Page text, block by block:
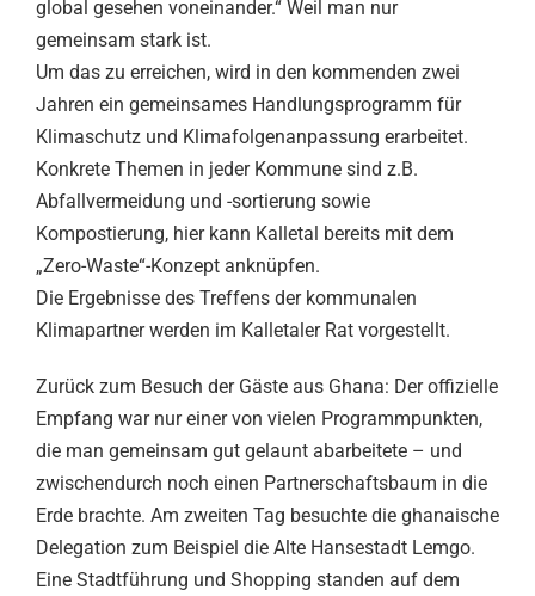
global gesehen voneinander.“ Weil man nur
gemeinsam stark ist.
Um das zu erreichen, wird in den kommenden zwei
Jahren ein gemeinsames Handlungsprogramm für
Klimaschutz und Klimafolgenanpassung erarbeitet.
Konkrete Themen in jeder Kommune sind z.B.
Abfallvermeidung und -sortierung sowie
Kompostierung, hier kann Kalletal bereits mit dem
„Zero-Waste“-Konzept anknüpfen.
Die Ergebnisse des Treffens der kommunalen
Klimapartner werden im Kalletaler Rat vorgestellt.
Zurück zum Besuch der Gäste aus Ghana: Der offizielle
Empfang war nur einer von vielen Programmpunkten,
die man gemeinsam gut gelaunt abarbeitete – und
zwischendurch noch einen Partnerschaftsbaum in die
Erde brachte. Am zweiten Tag besuchte die ghanaische
Delegation zum Beispiel die Alte Hansestadt Lemgo.
Eine Stadtführung und Shopping standen auf dem